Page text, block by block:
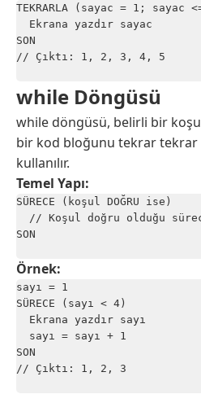
TEKRARLA (sayac = 1; sayac
  Ekrana yazdır sayac
SON
// Çıktı: 1, 2, 3, 4, 5
while Döngüsü
while döngüsü, belirli bir
bir kod bloğunu tekrar tekrar
kullanılır.
Temel Yapı:
SÜRECE (koşul DOĞRU ise)
// Koşul doğru olduğu
SON
Örnek:
sayı = 1
SÜRECE (sayı < 4)
  Ekrana yazdır sayı
  sayı = sayı + 1
SON
// Çıktı: 1, 2, 3